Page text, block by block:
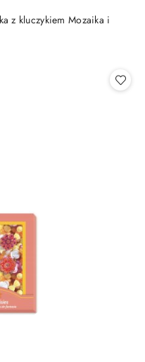
z kluczykiem Mozaika i